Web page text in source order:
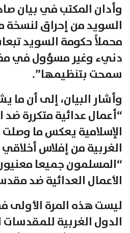
وأدان المكتب في بيان
السويد من إحراق لنسخة
محملاً حكومة السويد
دنيء وغير مسؤول في
سمحت بتنظيمها”.
وأشار البيان، إلى أن ما
“أعمال عدائية متكررة
الإسلامية يعكس ما وصلت
الغربية من إفلاس
“المسلمون جميعا
الأعمال العدائية ضد
ليست هذه المرة الأولى
الدول الغربية للمقدسات